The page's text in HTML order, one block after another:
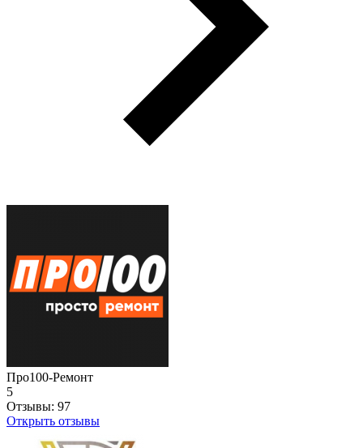
Про100-Ремонт
5
Отзывы: 97
Открыть отзывы